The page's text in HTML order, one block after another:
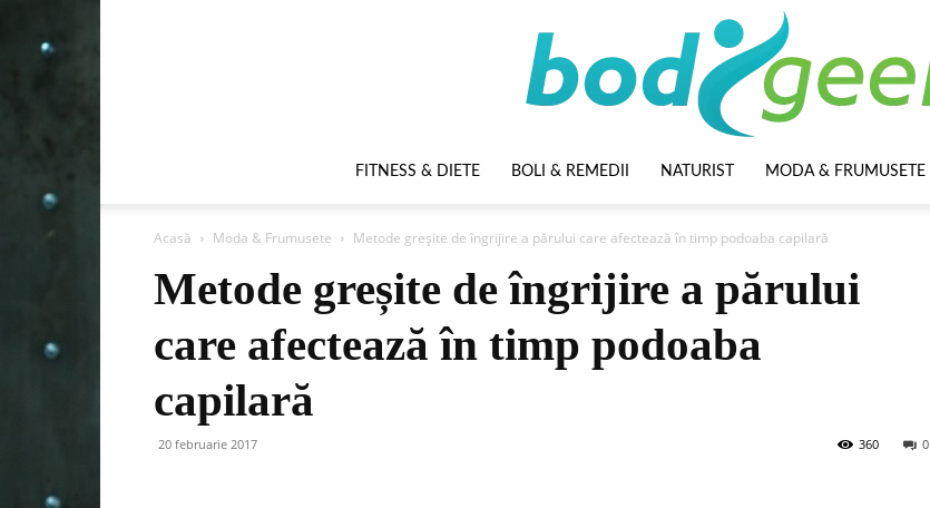
FITNESS & DIETE BOLI & REMEDII NATURIST MODA & FRUMUSETE
Acasă Moda & Frumusete Metode greșite de îngrijire a părului care afectează în timp podoaba capilară
Metode greșite de îngrijire a părului
care afectează în timp podoaba
capilară
20 februarie 2017 0
360